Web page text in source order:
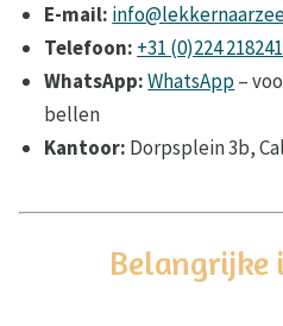
E-mail:
Telefoon: +31 (0)224 218241
WhatsApp:WhatsApp–
bellen
Kantoor: Dorpsplein 3b,
Belangrijke